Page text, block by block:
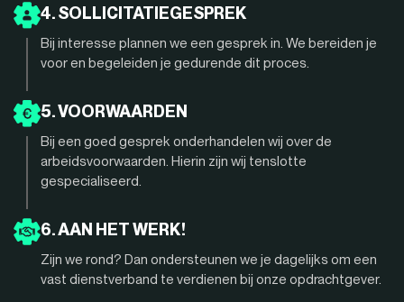
4. SOLLICITATIEGESPREK
Bij interesse plannen we een gesprek in. We bereiden je
voor en begeleiden je gedurende dit proces.
5. VOORWAARDEN
Bij een goed gesprek onderhandelen wij over de
arbeidsvoorwaarden. Hierin zijn wij tenslotte
gespecialiseerd.
6. AAN HET WERK!
Zijn we rond? Dan ondersteunen we je dagelijks om een
vast dienstverband te verdienen bij onze opdrachtgever.